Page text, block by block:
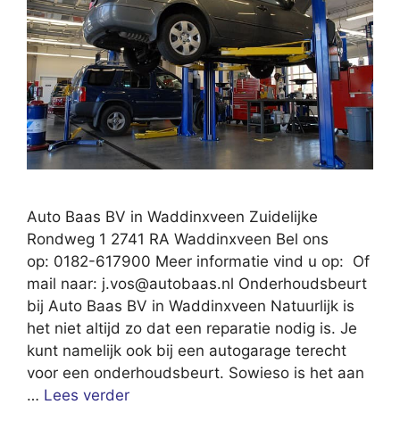
Auto Baas BV in Waddinxveen Zuidelijke
Rondweg 1 2741 RA Waddinxveen Bel ons
op: 0182-617900 Meer informatie vind u op: Of
mail naar: j.vos@autobaas.nl Onderhoudsbeurt
bij Auto Baas BV in Waddinxveen Natuurlijk is
het niet altijd zo dat een reparatie nodig is. Je
kunt namelijk ook bij een autogarage terecht
voor een onderhoudsbeurt. Sowieso is het aan
… Lees verder